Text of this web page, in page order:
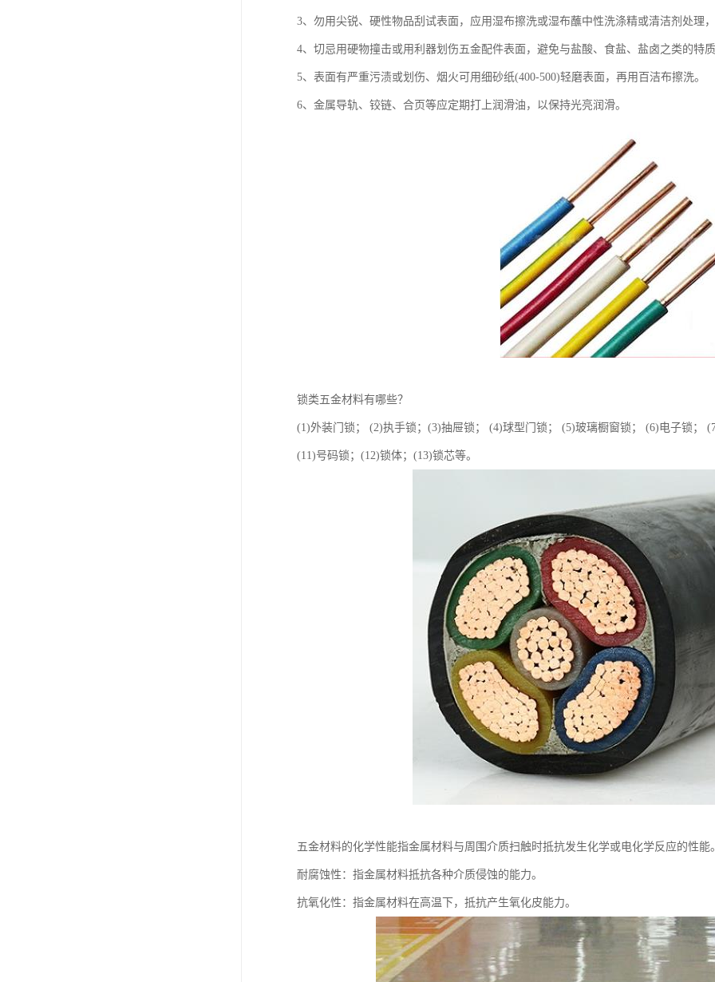
3、勿用尖锐、硬性物品刮试表面，应用湿布擦洗或湿布蘸中性洗涤精或清洁剂处理
4、切忌用硬物撞击或用利器划伤五金配件表面，避免与盐酸、食盐、盐卤之类的特
5、表面有严重污渍或划伤、烟火可用细砂纸(400-500)轻磨表面，再用百洁布擦洗。
6、金属导轨、铰链、合页等应定期打上润滑油，以保持光亮润滑。
锁类五金材料有哪些？
(1)外装门锁； (2)执手锁；(3)抽屉锁； (4)球型门锁； (5)玻璃橱窗锁； (6)电子锁；
(11)号码锁；(12)锁体；(13)锁芯等。
五金材料的化学性能指金属材料与周围介质扫触时抵抗发生化学或电化学反应的性能
耐腐蚀性：指金属材料抵抗各种介质侵蚀的能力。
抗氧化性：指金属材料在高温下，抵抗产生氧化皮能力。